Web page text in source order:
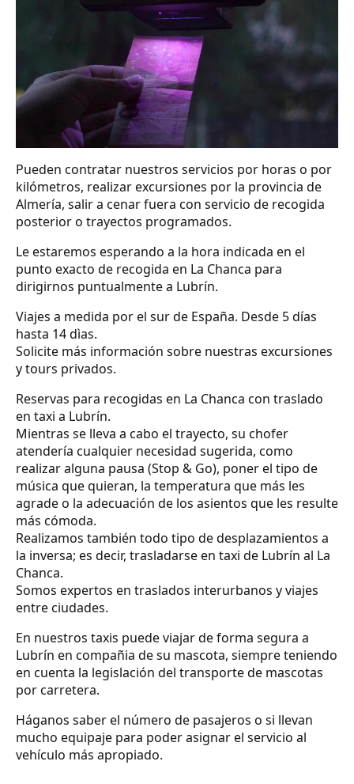
Pueden contratar nuestros servicios por horas o por
kilómetros, realizar excursiones por la provincia de
Almería, salir a cenar fuera con servicio de recogida
posterior o trayectos programados.
Le estaremos esperando a la hora indicada en el
punto exacto de recogida en La Chanca para
dirigirnos puntualmente a Lubrín.
Viajes a medida por el sur de España. Desde 5 días
hasta 14 dìas.
Solicite más información sobre nuestras excursiones
y tours privados.
Reservas para recogidas en La Chanca con traslado
en taxi a Lubrín.
Mientras se lleva a cabo el trayecto, su chofer
atendería cualquier necesidad sugerida, como
realizar alguna pausa (Stop & Go), poner el tipo de
música que quieran, la temperatura que más les
agrade o la adecuación de los asientos que les resulte
más cómoda.
Realizamos también todo tipo de desplazamientos a
la inversa; es decir, trasladarse en taxi de Lubrín al La
Chanca.
Somos expertos en traslados interurbanos y viajes
entre ciudades.
En nuestros taxis puede viajar de forma segura a
Lubrín en compañia de su mascota, siempre teniendo
en cuenta la legislación del transporte de mascotas
por carretera.
Háganos saber el número de pasajeros o si llevan
mucho equipaje para poder asignar el servicio al
vehículo más apropiado.